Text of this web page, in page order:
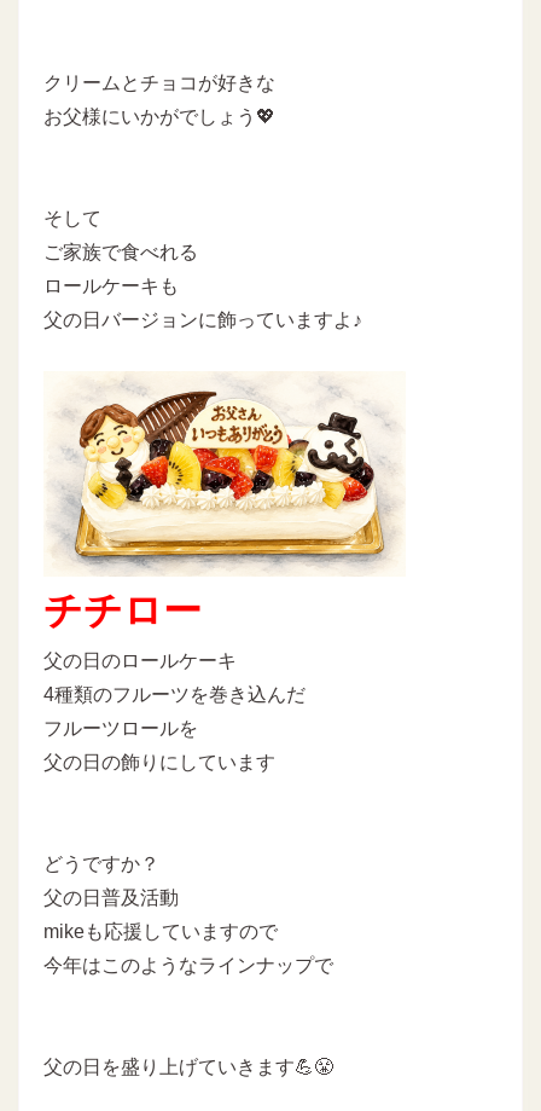
クリームとチョコが好きな
お父様にいかがでしょう💖
そして
ご家族で食べれる
ロールケーキも
父の日バージョンに飾っていますよ♪
チチロー
父の日のロールケーキ
4種類のフルーツを巻き込んだ
フルーツロールを
父の日の飾りにしています
どうですか？
父の日普及活動
mikeも応援していますので
今年はこのようなラインナップで
父の日を盛り上げていきます💪😤